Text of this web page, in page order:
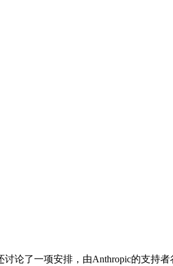
论了一项安排，由Anthropic的支持